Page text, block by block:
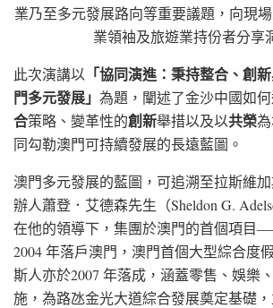
業乃至多元發展路向等重要議題，向現
業領袖及旅遊業持份者分享
此次演講以 「協同演進：秉持整合、創
門多元發展」 為題，闡述了金沙中國如
合策略、變革性的創新舉措以及以共榮
同勾勒澳門可持續發展的長遠藍圖。
澳門多元發展的藍圖，可追溯至拉斯維
辦人蕭登．艾德森先生（Sheldon G.
在他的領導下，集團於澳門的首個項目
2004 年落戶澳門，澳門首個大型綜合
斯人亦於2007 年落成，涵蓋零售、娛樂
施，為路氹金光大道綜合發展奠定基礎